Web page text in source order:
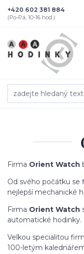
+420 602 381 884
(Po-Pá, 10-16 hod.)
Firma Orient Watch
Od svého počátku se
nejlepší mechanické
Firma Orient Watch
automatické hodinky.
Velkou specialitou
100-letým